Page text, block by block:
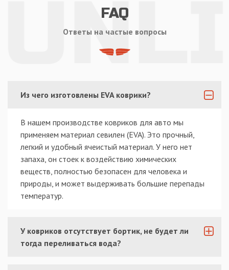
FAQ
Ответы на частые вопросы
Из чего изготовлены EVA коврики?
В нашем производстве ковриков для авто мы
применяем материал севилен (EVA). Это прочный,
легкий и удобный ячеистый материал. У него нет
запаха, он стоек к воздействию химических
веществ, полностью безопасен для человека и
природы, и может выдерживать большие перепады
температур.
У ковриков отсутствует бортик, не будет ли
тогда переливаться вода?